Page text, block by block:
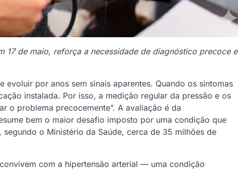
17 de maio, reforça a necessidade de diagnóstico precoce e
evoluir por anos sem sinais aparentes. Quando os sintomas
instalada. Por isso, a medição regular da pressão e os
o problema precocemente”. A avaliação é da
bem o maior desafio imposto por uma condição que
o Ministério da Saúde, cerca de 35 milhões de
com a hipertensão arterial — uma condição